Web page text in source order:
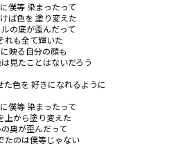
僕等 染まったって
ば色を 塗り変えた
の底が歪んだって
れも全て輝いた
映る自分の顔も
見たことはないだろう
た色を 好きになれるように
僕等 染まったって
上から塗り変えた
奥が歪んだって
たのは僕等じゃない